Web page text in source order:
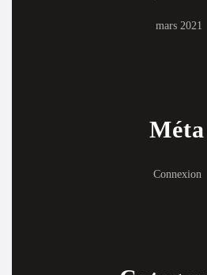
mars 2021
Méta
Connexion